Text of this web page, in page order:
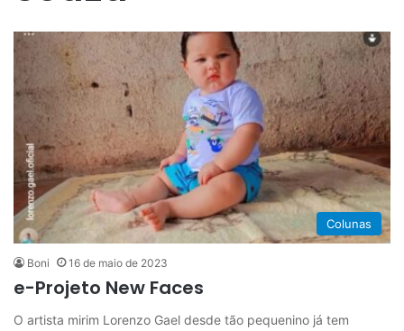
Colunas
Boni 16 de maio de 2023
e-Projeto New Faces
O artista mirim Lorenzo Gael desde tão pequenino já tem